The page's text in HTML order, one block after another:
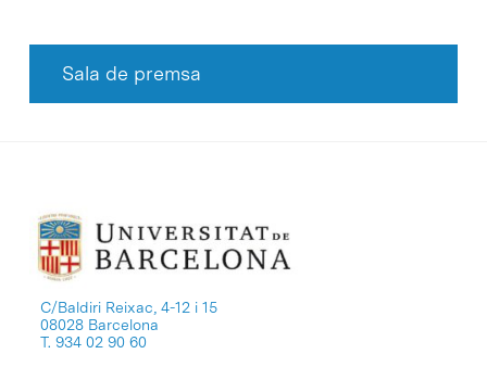
Sala de premsa
C/Baldiri Reixac, 4-12 i 15
08028 Barcelona
T. 934 02 90 60